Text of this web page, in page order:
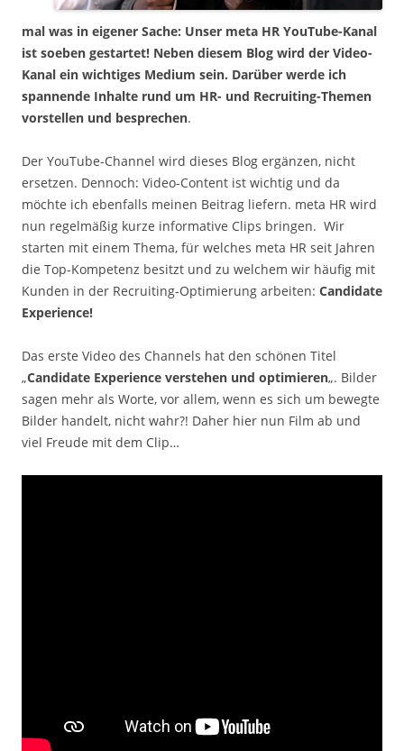
mal was in eigener Sache: Unser meta HR YouTube-Kanal
ist soeben gestartet! Neben diesem Blog wird der Video-
Kanal ein wichtiges Medium sein. Darüber werde ich
spannende Inhalte rund um HR- und Recruiting-Themen
vorstellen und besprechen.
Der YouTube-Channel wird dieses Blog ergänzen, nicht
ersetzen. Dennoch: Video-Content ist wichtig und da
möchte ich ebenfalls meinen Beitrag liefern. meta HR wird
nun regelmäßig kurze informative Clips bringen. Wir
starten mit einem Thema, für welches meta HR seit Jahren
die Top-Kompetenz besitzt und zu welchem wir häufig mit
Kunden in der Recruiting-Optimierung arbeiten: Candidate
Experience!
Das erste Video des Channels hat den schönen Titel
„Candidate Experience verstehen und optimieren„. Bilder
sagen mehr als Worte, vor allem, wenn es sich um bewegte
Bilder handelt, nicht wahr?! Daher hier nun Film ab und
viel Freude mit dem Clip…